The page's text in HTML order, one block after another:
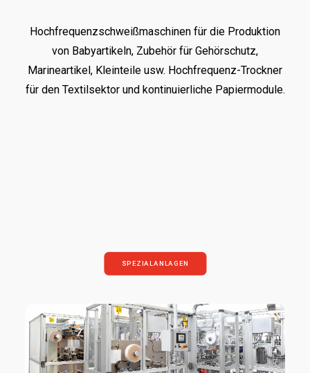
Hochfrequenzschweißmaschinen für die Produktion
von Babyartikeln, Zubehör für Gehörschutz,
Marineartikel, Kleinteile usw. Hochfrequenz-Trockner
für den Textilsektor und kontinuierliche Papiermodule.
SPEZIALANLAGEN